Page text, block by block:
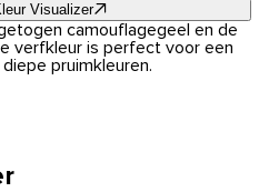
Visualizer
camouflagegeel en de
verfkleur is perfect voor een
pruimkleuren.